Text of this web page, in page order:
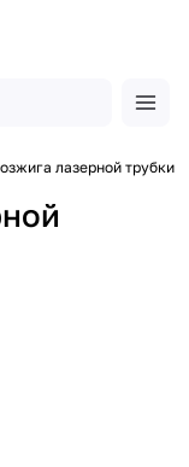
лазерной трубки